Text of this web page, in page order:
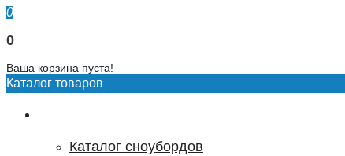
0
0
Ваша корзина пуста!
Каталог товаров
Каталог сноубордов